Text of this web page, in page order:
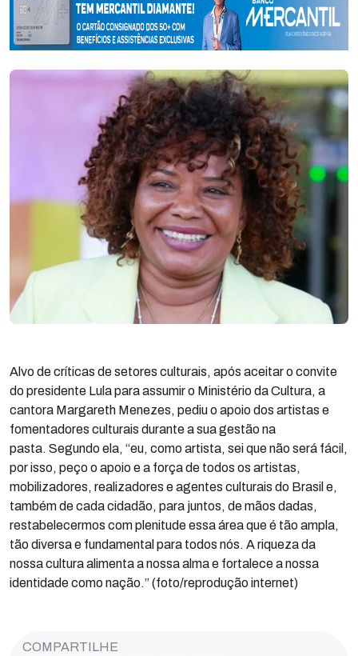
Alvo de críticas de setores culturais, após aceitar o convite
do presidente Lula para assumir o Ministério da Cultura, a
cantora Margareth Menezes, pediu o apoio dos artistas e
fomentadores culturais durante a sua gestão na
pasta. Segundo ela, “eu, como artista, sei que não será fácil,
por isso, peço o apoio e a força de todos os artistas,
mobilizadores, realizadores e agentes culturais do Brasil e,
também de cada cidadão, para juntos, de mãos dadas,
restabelecermos com plenitude essa área que é tão ampla,
tão diversa e fundamental para todos nós. A riqueza da
nossa cultura alimenta a nossa alma e fortalece a nossa
identidade como nação.” (foto/reprodução internet)
COMPARTILHE